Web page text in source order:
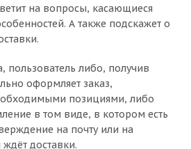
на вопросы, касающиеся
А также подскажет о
пользователь либо, получив
оформляет заказ,
позициями, либо
в том виде, в котором есть
на почту или на
доставки.